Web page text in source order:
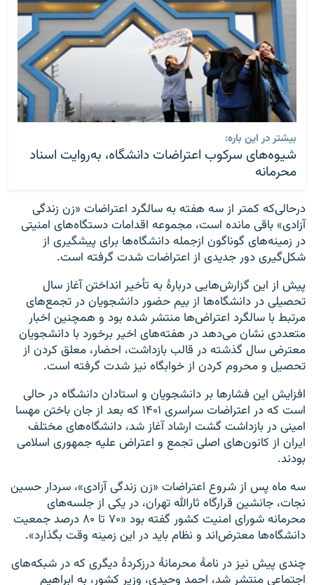
بیشتر در این باره:
شیوه‌های سرکوب اعتراضات دانشگاه، به‌روایت اسناد
محرمانه
درحالی‌که کمتر از سه هفته به سالگرد اعتراضات «زن زندگی
آزادی» باقی مانده است، مجموعه اقدامات دستگاه‌های امنیتی
در زمینه‌های گوناگون ازجمله دانشگاه‌ها برای پیشگیری از
شکل‌گیری دور جدیدی از اعتراضات شدت گرفته است.
پیش از این گزارش‌هایی دربارهٔ به تأخیر انداختن آغاز سال
تحصیلی در دانشگاه‌ها از بیم حضور دانشجویان در تجمع‌های
مرتبط با سالگرد اعتراض‌ها منتشر شده بود و همچنین اخبار
متعددی نشان می‌دهد در هفته‌های اخیر برخورد با دانشجویان
معترض سال گذشته در قالب بازداشت، احضار، معلق کردن از
تحصیل و محروم کردن از خوابگاه نیز شدت گرفته است.
افزایش این فشارها بر دانشجویان و استادان دانشگاه در حالی
است که در اعتراضات سراسری ۱۴۰۱ که بعد از جان باختن مهسا
امینی در بازداشت گشت ارشاد آغاز شد، دانشگاه‌های مختلف
ایران از کانون‌های اصلی تجمع و اعتراض علیه جمهوری اسلامی
بودند.
سه ماه پس از شروع اعتراضات «زن زندگی آزادی»، سردار حسین
نجات، جانشین قرارگاه ثارالله تهران، در یکی از جلسه‌های
محرمانه شورای امنیت کشور گفته بود «۷۰ تا ۸۰ درصد جمعیت
دانشگاه‌ها معترض‌اند و نظام باید در این زمینه وقت بگذارد».
چندی پیش نیز در نامهٔ محرمانهٔ درزکردهٔ دیگری که در شبکه‌های
اجتماعی منتشر شد، احمد وحیدی، وزیر کشور، به ابراهیم